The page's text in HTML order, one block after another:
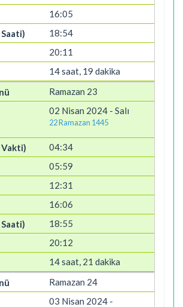
16:05
18:54
20:11
14 saat, 19 dakika
Ramazan 23
02 Nisan 2024 - Salı
22 Ramazan 1445
04:34
05:59
12:31
16:06
18:55
20:12
14 saat, 21 dakika
Ramazan 24
03 Nisan 2024 -